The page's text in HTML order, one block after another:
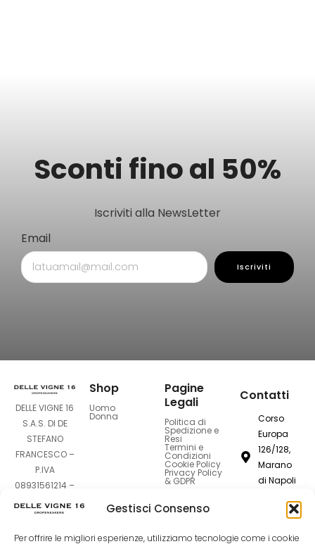
Gestisci Consenso
Per offrire le migliori esperienze, utilizziamo tecnologie come i cookie
Sconti fino al 50%
Iscriviti alla NewsLetter
Email
Iscriviti
DELLE VIGNE 16
S.A.S. DI DE
STEFANO
FRANCESCO –
P.IVA
08931561214 –
Sede Legale:
Corso Europa
126-128 –
Shop
Uomo
Donna
Pagine
Legali
Politica di
Spedizione e
Resi
Termini e
Condizioni
Cookie Policy
Privacy Policy
& GDPR
Contatti
Corso
Europa
126/128,
Marano
di Napoli